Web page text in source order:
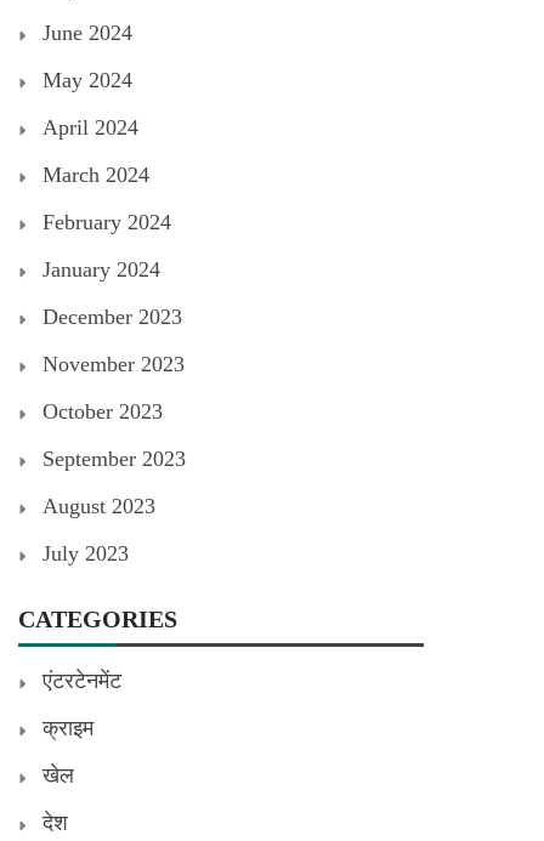
June 2024
May 2024
April 2024
March 2024
February 2024
January 2024
December 2023
November 2023
October 2023
September 2023
August 2023
July 2023
CATEGORIES
एंटरटेनमेंट
क्राइम
खेल
देश